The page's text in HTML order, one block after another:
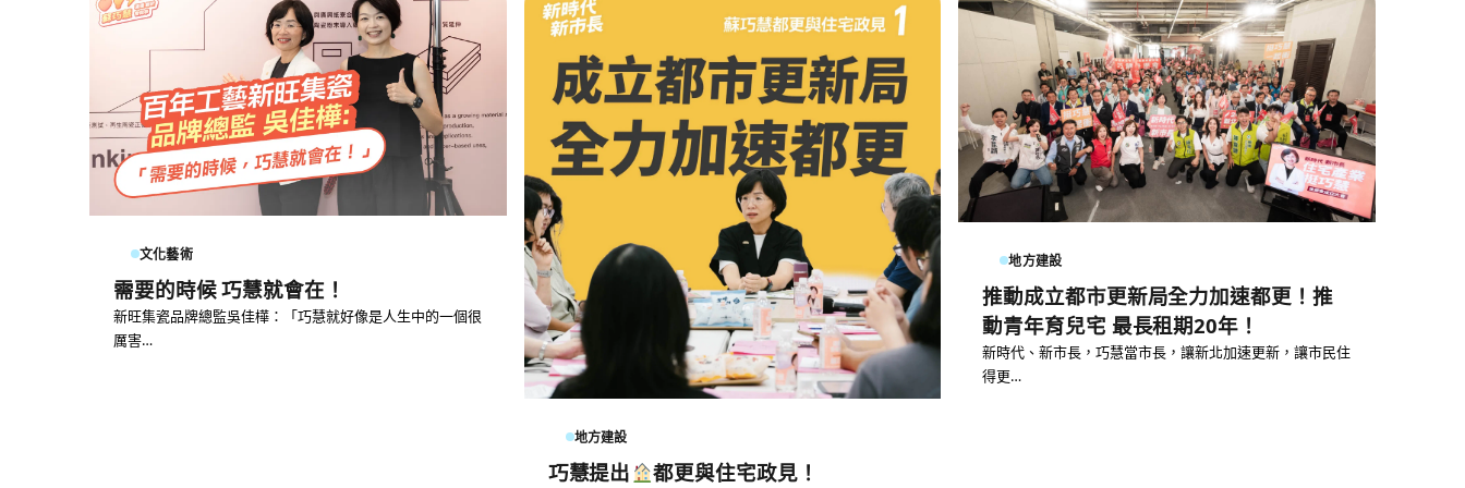
文化藝術
需要的時候 巧慧就會在！
新旺集瓷品牌總監吳佳樺：「巧慧就好像是人生中的一個很
厲害…
地方建設
巧慧提出 都更與住宅政見！
地方建設
推動成立都市更新局全力加速都更！推
動青年育兒宅 最長租期20年！
新時代、新市長，巧慧當市長，讓新北加速更新，讓市民住
得更…